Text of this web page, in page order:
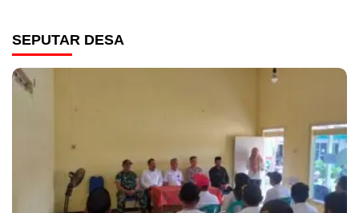
SEPUTAR DESA